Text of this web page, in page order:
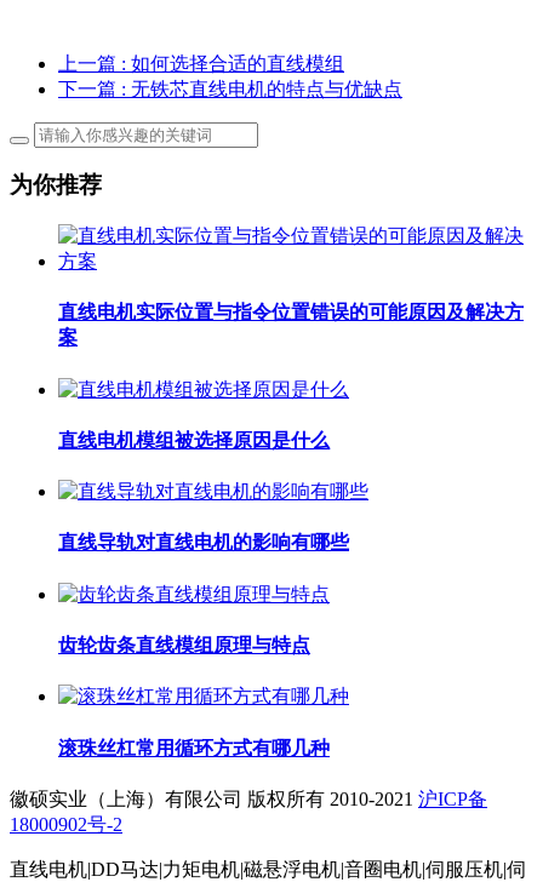
上一篇 : 如何选择合适的直线模组
下一篇 : 无铁芯直线电机的特点与优缺点
为你推荐
直线电机实际位置与指令位置错误的可能原因及解决方
案
直线电机模组被选择原因是什么
直线导轨对直线电机的影响有哪些
齿轮齿条直线模组原理与特点
滚珠丝杠常用循环方式有哪几种
徽硕实业（上海）有限公司 版权所有 2010-2021 沪ICP备
18000902号-2
直线电机|DD马达|力矩电机|磁悬浮电机|音圈电机|伺服压机|伺